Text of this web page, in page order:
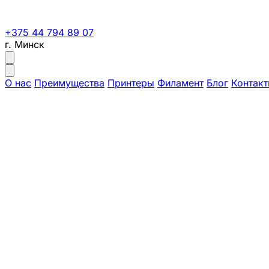
+375 44 794 89 07
г. Минск
О нас Преимущества Принтеры Филамент Блог